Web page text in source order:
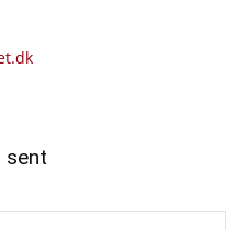
sent